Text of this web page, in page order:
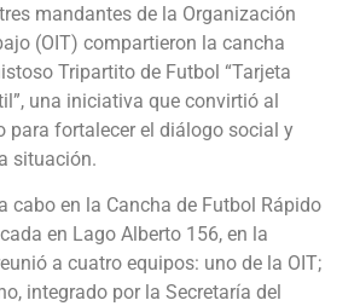
mandantes de la Organización
(OIT) compartieron la cancha
Tripartito de Futbol “Tarjeta
una iniciativa que convirtió al
para fortalecer el diálogo social y
situación.
cabo en la Cancha de Futbol Rápido
en Lago Alberto 156, en la
a cuatro equipos: uno de la OIT;
integrado por la Secretaría del